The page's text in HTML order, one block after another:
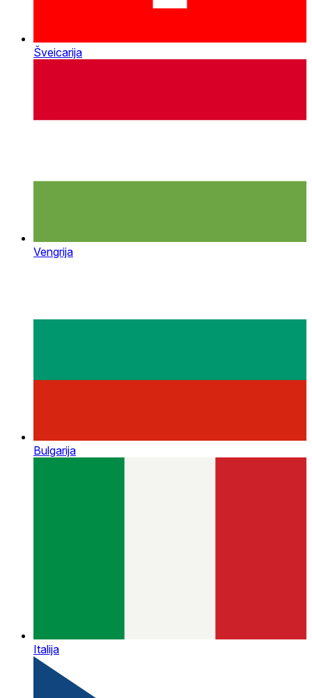
Šveicarija
Vengrija
Bulgarija
Italija